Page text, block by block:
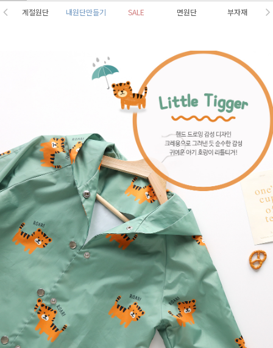
계절원단 내원단만들기 SALE 면원단 부자재